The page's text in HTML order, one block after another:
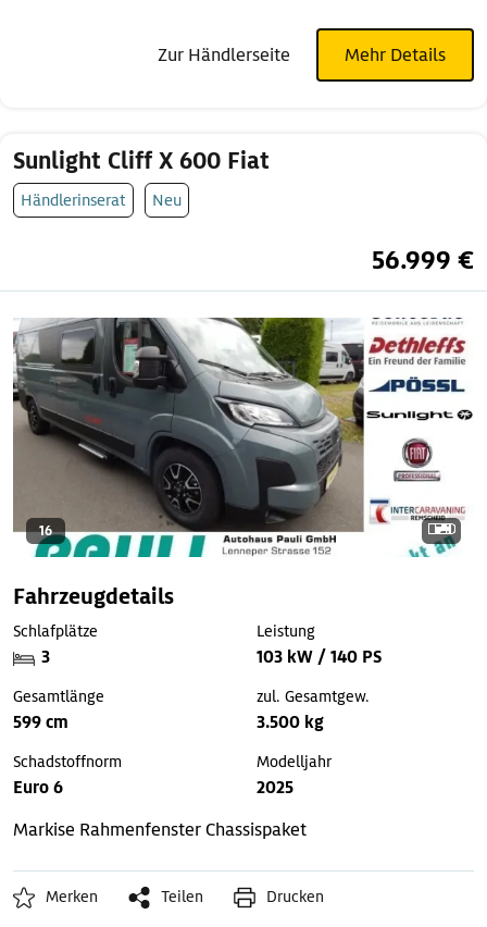
Zur Händlerseite Mehr Details
Sunlight Cliff X 600 Fiat
Händlerinserat Neu
56.999 €
16
Fahrzeugdetails
Schlafplätze
3
Leistung
103 kW / 140 PS
Gesamtlänge
599 cm
zul. Gesamtgew.
3.500 kg
Schadstoffnorm
Euro 6
Modelljahr
2025
Markise RahmenfensterChassispaket
Merken Teilen Drucken